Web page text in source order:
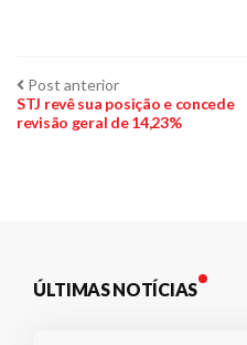
Navegação
de
Post anteriorPost
anterior:
STJ revê sua posição e concede
revisão geral de 14,23%
ÚLTIMAS NOTÍCIAS